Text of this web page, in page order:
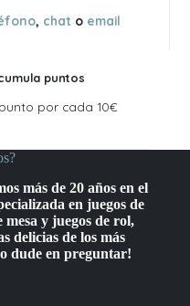
, chat o email
puntos
por cada 10€
más de 20 años en el
en juegos de
y juegos de rol,
delicias de los más
dude en preguntar!